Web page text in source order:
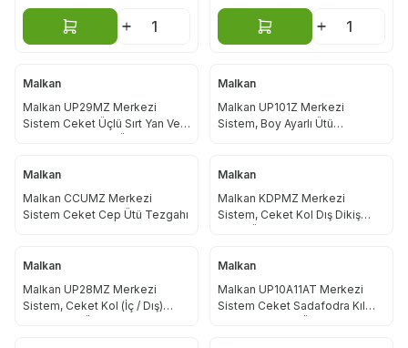
Sepete Ekle Sepete Ekle
Malkan
Malkan UP29MZ Merkezi
Sistem Ceket Üçlü Sırt Yan Ve
Malkan
Malkan UP101Z Merkezi
Sistem, Boy Ayarlı Ütü
Malkan
Malkan CCUMZ Merkezi
Sistem Ceket Cep Ütü Tezgahı
Malkan
Malkan KDPMZ Merkezi
Sistem, Ceket Kol Dış Dikiş
Malkan
Malkan UP28MZ Merkezi
Sistem, Ceket Kol (İç / Dış)
Malkan
Malkan UP10A11AT Merkezi
Sistem Ceket Sadafodra Kıl